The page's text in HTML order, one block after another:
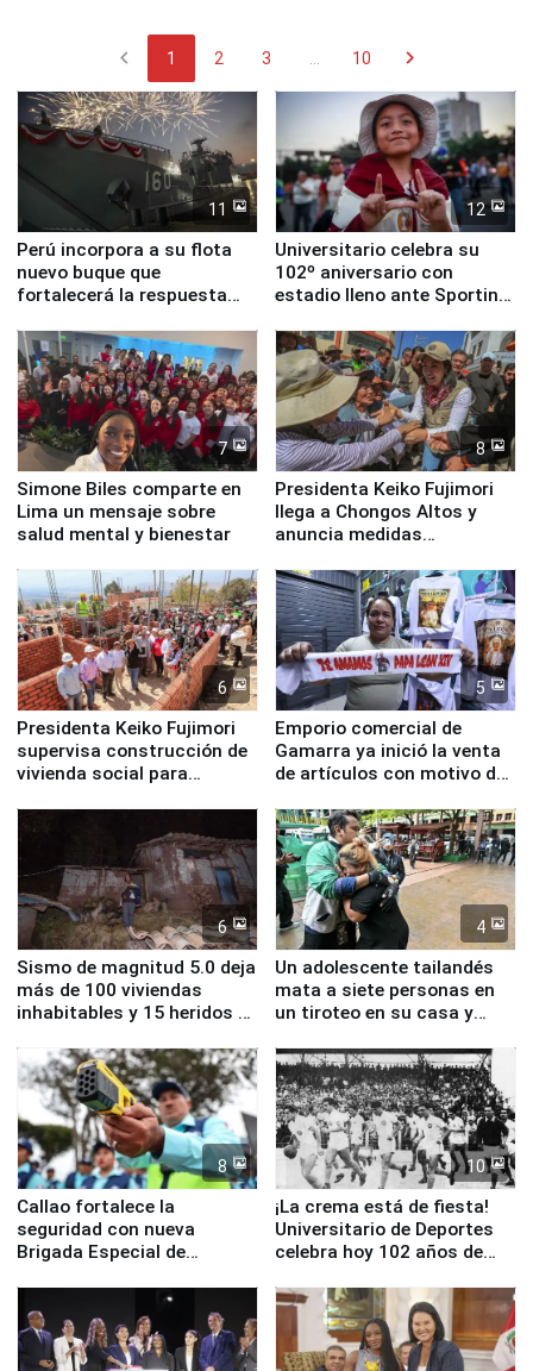
chevron_left 1 2 3 ... 10 chevron_right
11
Perú incorpora a su flota
nuevo buque que
fortalecerá la respuesta
12
Universitario celebra su
102º aniversario con
estadio lleno ante Sporting
7
Simone Biles comparte en
Lima un mensaje sobre
salud mental y bienestar
8
Presidenta Keiko Fujimori
llega a Chongos Altos y
anuncia medidas
educación, salud y empleo
6
Presidenta Keiko Fujimori
supervisa construcción de
vivienda social para
5
Emporio comercial de
Gamarra ya inició la venta
de artículos con motivo de
6
Sismo de magnitud 5.0 deja
más de 100 viviendas
inhabitables y 15 heridos en
4
Un adolescente tailandés
mata a siete personas en
un tiroteo en su casa y
8
Callao fortalece la
seguridad con nueva
Brigada Especial de
equipamiento para
Serenazgo
10
¡La crema está de fiesta!
Universitario de Deportes
celebra hoy 102 años de